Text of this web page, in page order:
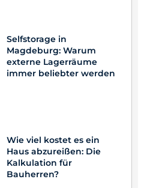
Selfstorage in
Magdeburg: Warum
externe Lagerräume
immer beliebter werden
Wie viel kostet es ein
Haus abzureißen: Die
Kalkulation für
Bauherren?